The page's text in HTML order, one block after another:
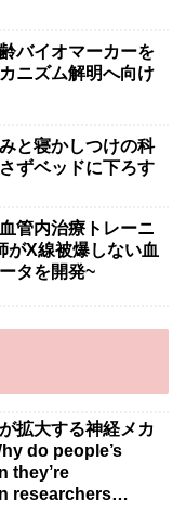
バイオマーカーを
ニズム解明へ向け
と寝かしつけの科
ずベッドに下ろす
管内治療トレーニ
がX線被爆しない血
タを開発~
拡大する神経メカ
do people’s
they’re
researchers